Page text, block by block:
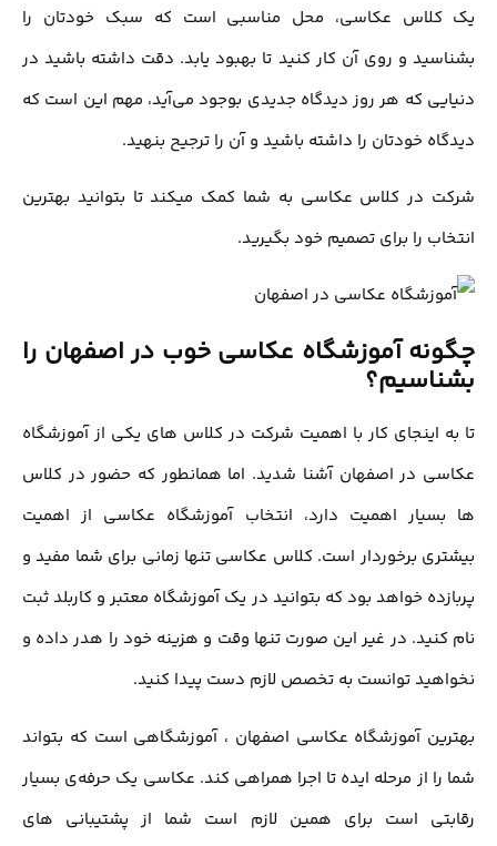
یک کلاس عکاسی، محل مناسبی است که سبک خودتان را
بشناسید و روی آن کار کنید تا بهبود یابد. دقت داشته باشید در
دنیایی که هر روز دیدگاه جدیدی بوجود می‌آید، مهم این است که
دیدگاه خودتان را داشته باشید و آن را ترجیح بنهید.
شرکت در کلاس عکاسی به شما کمک میکند تا بتوانید بهترین
انتخاب را برای تصمیم خود بگیرید.
چگونه آموزشگاه عکاسی خوب در اصفهان را
بشناسیم؟
تا به اینجای کار با اهمیت شرکت در کلاس های یکی از آموزشگاه
عکاسی در اصفهان آشنا شدید. اما همانطور که حضور در کلاس
ها بسیار اهمیت دارد، انتخاب آموزشگاه عکاسی از اهمیت
بیشتری برخوردار است. کلاس عکاسی تنها زمانی برای شما مفید و
پربازده خواهد بود که بتوانید در یک آموزشگاه معتبر و کاربلد ثبت
نام کنید. در غیر این صورت تنها وقت و هزینه خود را هدر داده و
نخواهید توانست به تخصص لازم دست پیدا کنید.
بهترین آموزشگاه عکاسی اصفهان ، آموزشگاهی است که بتواند
شما را از مرحله ایده تا اجرا همراهی کند. عکاسی یک حرفه‌ی بسیار
رقابتی است برای همین لازم است شما از پشتیبانی های